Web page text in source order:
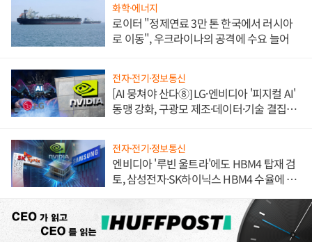
화학·에너지
로이터 "정제연료 3만 톤 한국에서 러시아
로 이동", 우크라이나의 공격에 수요 늘어
전자·전기·정보통신
[AI 뭉쳐야 산다⑧] LG·엔비디아 '피지컬 AI'
동맹 강화, 구광모 제조·데이터·기술 결집
전자·전기·정보통신
엔비디아 '루빈 울트라'에도 HBM4 탑재 검
토, 삼성전자·SK하이닉스 HBM4 수율에 주